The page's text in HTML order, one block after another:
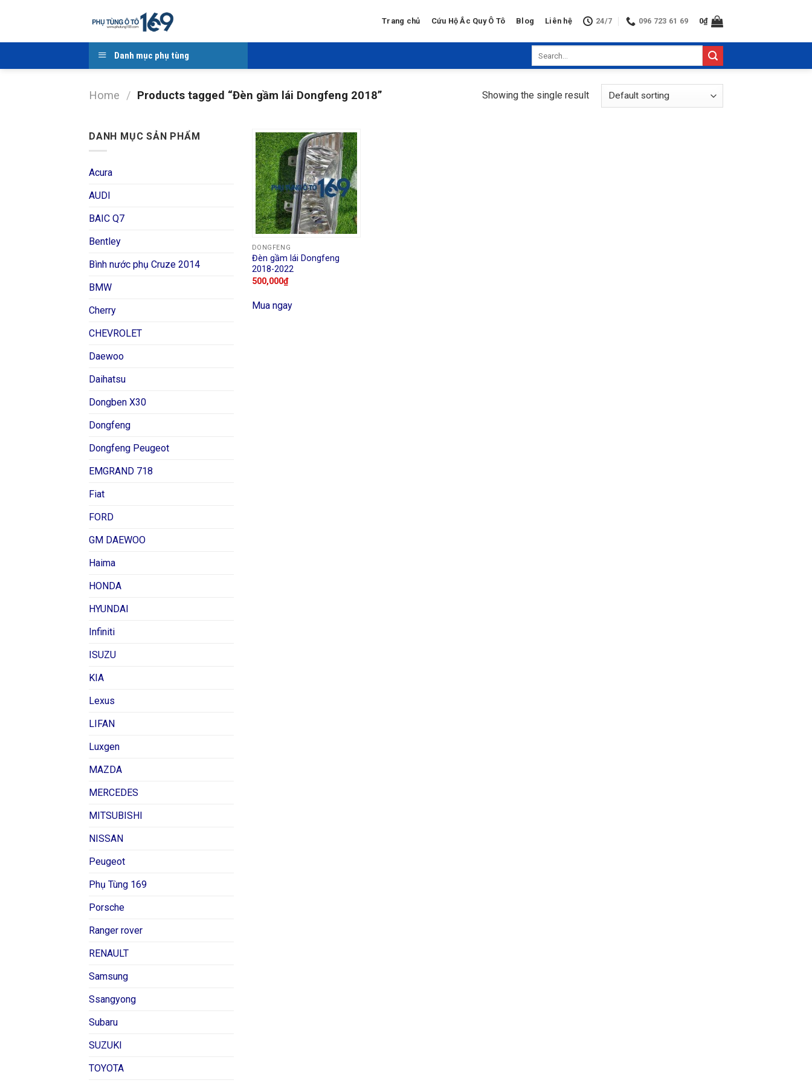
Trang chủ Cứu Hộ Ắc Quy Ô Tô Blog Liên hệ 24/7 096 723 61 69 0₫
Danh mục phụ tùng
Home / Products tagged “Đèn gầm lái Dongfeng 2018” Showing the single result
DANH MỤC SẢN PHẨM
Acura
AUDI
BAIC Q7
Bentley
Bình nước phụ Cruze 2014
BMW
Cherry
CHEVROLET
Daewoo
Daihatsu
Dongben X30
Dongfeng
Dongfeng Peugeot
EMGRAND 718
Fiat
FORD
GM DAEWOO
Haima
HONDA
HYUNDAI
Infiniti
ISUZU
KIA
Lexus
LIFAN
Luxgen
MAZDA
MERCEDES
MITSUBISHI
NISSAN
Peugeot
Phụ Tùng 169
Porsche
Ranger rover
RENAULT
Samsung
Ssangyong
Subaru
SUZUKI
TOYOTA
DONGFENG
Đèn gầm lái Dongfeng
2018-2022
500,000₫
Mua ngay